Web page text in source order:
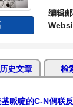
编辑
历史文章 检
哌啶的C-N偶联